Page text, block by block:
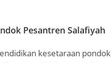
Pesantren Salafiyah
kesetaraan pondok